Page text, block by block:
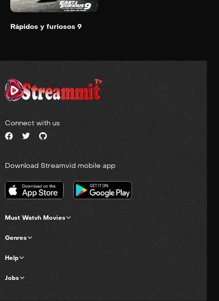
Rápidos y furiosos 9
Connect with us
Download Streamvid mobile app
Must Watvh Movies
Genres
Help
Jobs